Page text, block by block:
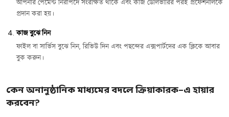
আপনার পেমেন্ট নিরাপদে সংরক্ষিত থাকে এবং কাজ ডেলিভারির পরই প্রফেশনালকে
প্রদান করা হয়।
কাজ বুঝে নিন
ফাইল বা সার্ভিস বুঝে নিন, রিভিউ দিন এবং পছন্দের এক্সপার্টদের এক ক্লিকে আবার
বুক করুন।
কেন অনানুষ্ঠানিক মাধ্যমের বদলে ক্রিয়াকারক-এ হায়ার
করবেন?